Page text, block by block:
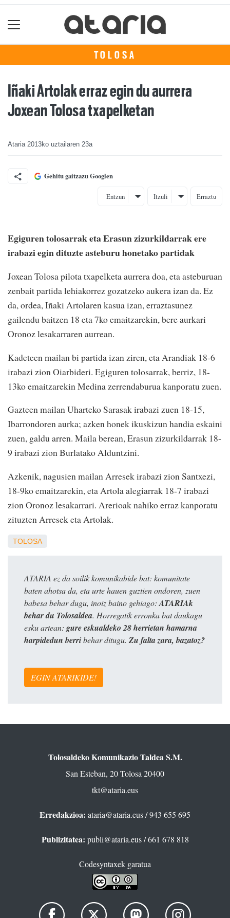
TOLOSA
Iñaki Artolak erraz egin du aurrera
Joxean Tolosa txapelketan
Ataria 2013ko uztailaren 23a
Gehitu gaitzazu Googlen
Entzun Itzuli Erraztu
Egiguren tolosarrak eta Erasun zizurkildarrak ere
irabazi egin dituzte asteburu honetako partidak
Joxean Tolosa pilota txapelketa aurrera doa, eta asteburuan
zenbait partida lehiakorrez gozatzeko aukera izan da. Ez
da, ordea, Iñaki Artolaren kasua izan, erraztasunez
gailendu baitzen 18 eta 7ko emaitzarekin, bere aurkari
Oronoz lesakarraren aurrean.
Kadeteen mailan bi partida izan ziren, eta Arandiak 18-6
irabazi zion Oiarbideri. Egiguren tolosarrak, berriz, 18-
13ko emaitzarekin Medina zerrendaburua kanporatu zuen.
Gazteen mailan Uharteko Sarasak irabazi zuen 18-15,
Ibarrondoren aurka; azken honek ikuskizun handia eskaini
zuen, galdu arren. Maila berean, Erasun zizurkildarrak 18-
9 irabazi zion Burlatako Alduntzini.
Azkenik, nagusien mailan Arresek irabazi zion Santxezi,
18-9ko emaitzarekin, eta Artola alegiarrak 18-7 irabazi
zion Oronoz lesakarrari. Arerioak nahiko erraz kanporatu
zituzten Arresek eta Artolak.
TOLOSA
ATARIA ez da soilik komunikabide bat: komunitate
baten ahotsa da, eta urte hauen guztien ondoren, zuen
babesa behar dugu, inoiz baino gehiago:ATARIAk
behar du Tolosaldea. Horregatik erronka bat daukagu
esku artean: gure eskualdeko 28 herrietan hamarna
harpidedun berribehar ditugu. Zu falta zara, bazatoz?
EGIN ATARIKIDE!
Tolosaldeko Komunikazio Taldea S.M.
San Esteban, 20 Tolosa 20400
tkt@ataria.eus
Erredakzioa: ataria@ataria.eus/ 943 655 695
Publizitatea: publi@ataria.eus/ 661 678 818
Codesyntaxek garatua